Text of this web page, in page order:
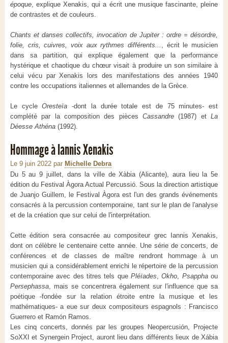
époque, explique Xenakis, qui a écrit une musique fascinante, pleine
de contrastes et de couleurs.
Chants et danses collectifs, invocation de Jupiter : ordre = désordre,
folie, cris, cuivres, voix aux rythmes différents... , écrit le musicien
dans sa partition, qui explique également que la performance
hystérique et chaotique du chœur visait à produire un son similaire à
celui vécu par Xenakis lors des manifestations des années 1940
contre les occupations italiennes et allemandes de la Grèce.
Le cycleOresteïa -dont la durée totale est de 75 minutes- est
complété par la composition des pièces Cassandre (1987) et La
Déesse Athéna (1992).
Hommage à Iannis Xenakis
Le 9 juin 2022 par Michelle Debra
Du 5 au 9 juillet, dans la ville de Xàbia (Alicante), aura lieu la 5e
édition du Festival Àgora Actual Percussió. Sous la direction artistique
de Juanjo Guillem, le Festival Àgora est l'un des grands événements
consacrés à la percussion contemporaine, tant sur le plan de l'analyse
et de la création que sur celui de l'interprétation.
Cette édition sera consacrée au compositeur grec Iannis Xenakis,
dont on célèbre le centenaire cette année. Une série de concerts, de
conférences et de classes de maître rendront hommage à un
musicien qui a considérablement enrichi le répertoire de la percussion
contemporaine avec des titres tels que Pléïades,Okho, Psapphaou
Persephassa, mais se concentrera également sur l'influence que sa
poétique -fondée sur la relation étroite entre la musique et les
mathématiques- a eue sur deux compositeurs espagnols : Francisco
Guerrero et Ramón Ramos.
Les cinq concerts, donnés par les groupes Neopercusión, Projecte
SoXXI et Synergein Project, auront lieu dans différents lieux de Xábia